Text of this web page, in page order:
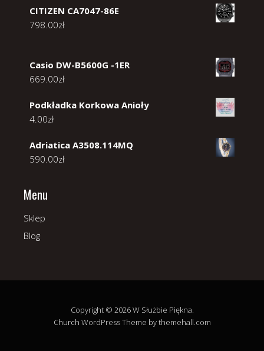
CITIZEN CA7047-86E
798.00zł
Casio DW-B5600G -1ER
669.00zł
Podkładka Korkowa Anioły
4.00zł
Adriatica A3508.114MQ
590.00zł
Menu
Sklep
Blog
Copyright © 2026 W Służbie Piękna.
Church WordPress Theme by themehall.com